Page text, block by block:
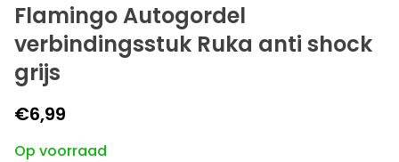
Flamingo Autogordel
verbindingsstuk Ruka anti shock
grijs
€6,99
Op voorraad